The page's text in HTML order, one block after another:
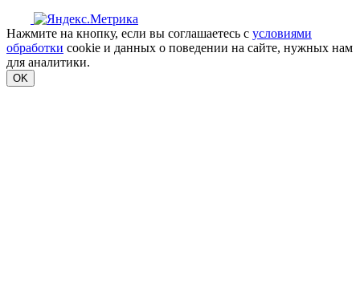
Нажмите на кнопку, если вы соглашаетесь с условиями
обработки cookie и данных о поведении на сайте, нужных нам
для аналитики.
OK